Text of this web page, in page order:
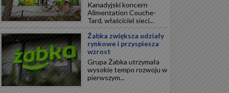
Kanadyjski koncern
Alimentation Couche-
Tard, właściciel sieci...
Żabka zwiększa udziały
rynkowe i przyspiesza
wzrost
Grupa Żabka utrzymała
wysokie tempo rozwoju w
pierwszym...